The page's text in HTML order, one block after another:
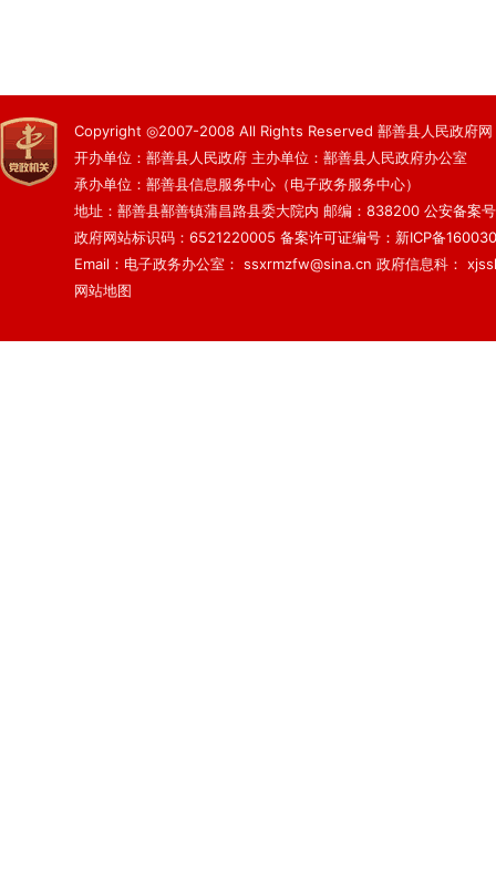
Copyright ◎2007-2008 All Rights Reserved 鄯善县人民政府网
开办单位：鄯善县人民政府 主办单位：鄯善县人民政府办公室
承办单位：鄯善县信息服务中心（电子政务服务中心）
地址：鄯善县鄯善镇蒲昌路县委大院内 邮编：838200 公安备案
政府网站标识码：6521220005 备案许可证编号：新ICP备
Email：电子政务办公室： ssxrmzfw@sina.cn 政府信息科：
网站地图